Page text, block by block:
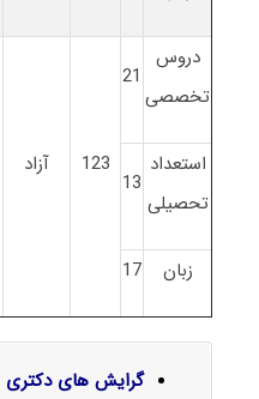
دروس
تخصصی
21
123 آزاد
استعداد
تحصیلی
13
زبان 17
گرایش‌ های